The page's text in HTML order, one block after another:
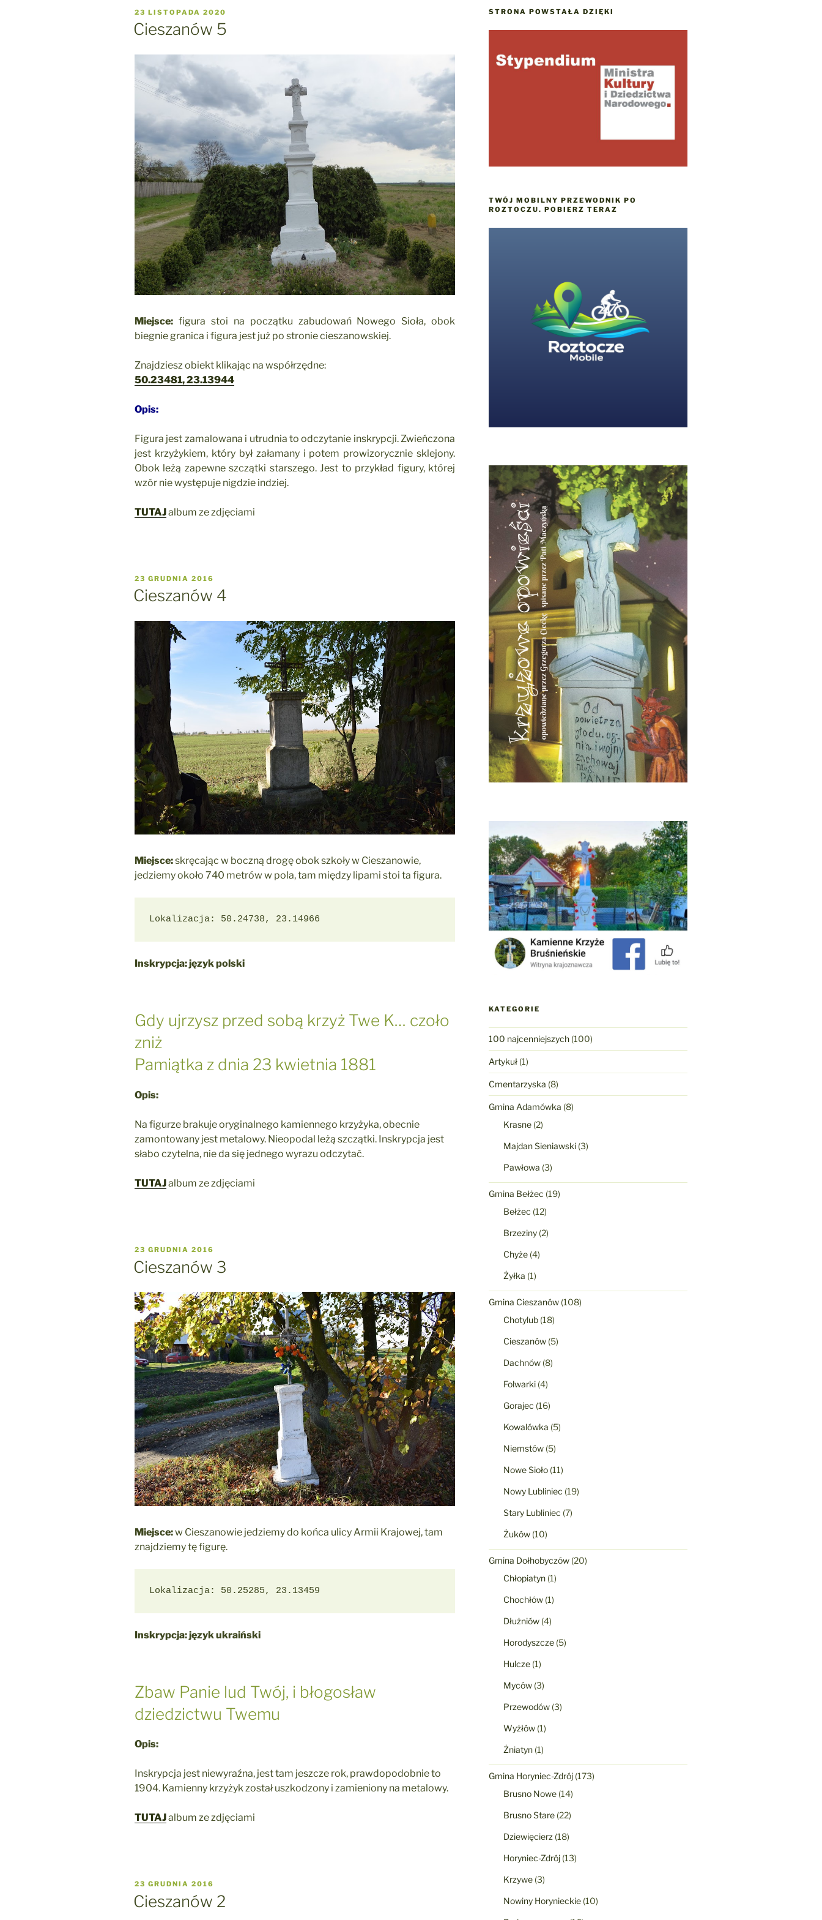
OPUBLIKOWANE
W
23 LISTOPADA 2020
Cieszanów 5
Miejsce: figura stoi na początku zabudowań Nowego Sioła, obok
biegnie granica i figura jest już po stronie cieszanowskiej.
Znajdziesz obiekt klikając na współrzędne:
50.23481, 23.13944
Opis:
Figura jest zamalowana i utrudnia to odczytanie inskrypcji. Zwieńczona
jest krzyżykiem, który był załamany i potem prowizorycznie sklejony.
Obok leżą zapewne szczątki starszego. Jest to przykład figury, której
wzór nie występuje nigdzie indziej.
TUTAJalbum ze zdjęciami
OPUBLIKOWANE
W
23 GRUDNIA 2016
Cieszanów 4
Miejsce:skręcając w boczną drogę obok szkoły w Cieszanowie,
jedziemy około 740 metrów w pola, tam między lipami stoi ta figura.
Lokalizacja: 50.24738, 23.14966
Inskrypcja: język polski
Gdy ujrzysz przed sobą krzyż Twe K… czoło
zniż
Pamiątka z dnia 23 kwietnia 1881
Opis:
Na figurze brakuje oryginalnego kamiennego krzyżyka, obecnie
zamontowany jest metalowy. Nieopodal leżą szczątki. Inskrypcja jest
słabo czytelna, nie da się jednego wyrazu odczytać.
TUTAJalbum ze zdjęciami
OPUBLIKOWANE
W
23 GRUDNIA 2016
Cieszanów 3
Miejsce:w Cieszanowie jedziemy do końca ulicy Armii Krajowej, tam
znajdziemy tę figurę.
Lokalizacja: 50.25285, 23.13459
Inskrypcja: język ukraiński
Zbaw Panie lud Twój, i błogosław
dziedzictwu Twemu
Opis:
Inskrypcja jest niewyraźna, jest tam jeszcze rok, prawdopodobnie to
1904. Kamienny krzyżyk został uszkodzony i zamieniony na metalowy.
TUTAJalbum ze zdjęciami
OPUBLIKOWANE
W
23 GRUDNIA 2016
Cieszanów 2
STRONA POWSTAŁA DZIĘKI
TWÓJ MOBILNY PRZEWODNIK PO
ROZTOCZU. POBIERZ TERAZ
KATEGORIE
100 najcenniejszych(100)
Artykuł(1)
Cmentarzyska (8)
Gmina Adamówka (8)
Krasne(2)
Majdan Sieniawski(3)
Pawłowa (3)
Gmina Bełżec (19)
Bełżec (12)
Brzeziny(2)
Chyże(4)
Żyłka (1)
Gmina Cieszanów(108)
Chotylub(18)
Cieszanów(5)
Dachnów(8)
Folwarki(4)
Gorajec (16)
Kowalówka (5)
Niemstów(5)
Nowe Sioło(11)
Nowy Lubliniec (19)
Stary Lubliniec (7)
Żuków(10)
Gmina Dołhobyczów(20)
Chłopiatyn(1)
Chochłów(1)
Dłużniów(4)
Horodyszcze(5)
Hulcze(1)
Myców(3)
Przewodów(3)
Wyżłów(1)
Żniatyn(1)
Gmina Horyniec-Zdrój(173)
Brusno Nowe(14)
Brusno Stare(22)
Dziewięcierz (18)
Horyniec-Zdrój(13)
Krzywe(3)
Nowiny Horynieckie(10)